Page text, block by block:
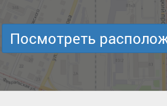
Посмотреть